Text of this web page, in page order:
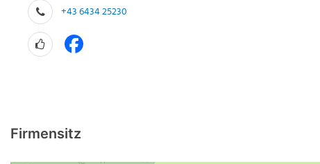
+43 6434 25230
Firmensitz